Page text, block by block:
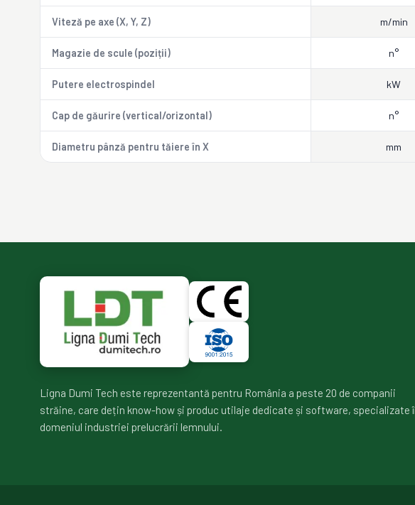
Viteză pe axe (X, Y, Z) m/min
Magazie de scule (poziții) n°
Putere electrospindel kW
Cap de găurire (vertical/orizontal) n°
Diametru pânză pentru tăiere în X mm
Ligna Dumi Tech este reprezentantă pentru România a peste 20 de companii
străine, care dețin know-how și produc utilaje dedicate și software, specializate
domeniul industriei prelucrării lemnului.